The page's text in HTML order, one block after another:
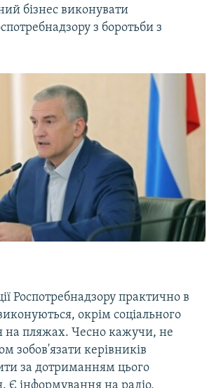
бізнес виконувати
з боротьби з
Роспотребнадзору практично в
окрім соціального
на пляжах. Чесно кажучи, не
зобов'язати керівників
за дотриманням цього